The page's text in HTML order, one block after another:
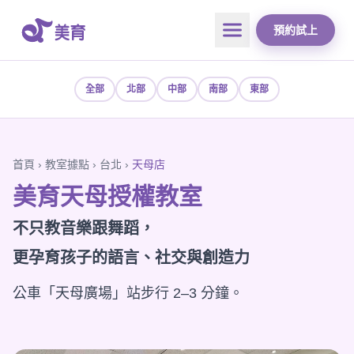
預約試上
全部 北部 中部 南部 東部
首頁 › 教室據點 › 台北 › 天母店
美育天母授權教室
不只教音樂跟舞蹈，
更孕育孩子的語言、社交與創造力
公車「天母廣場」站步行 2–3 分鐘。